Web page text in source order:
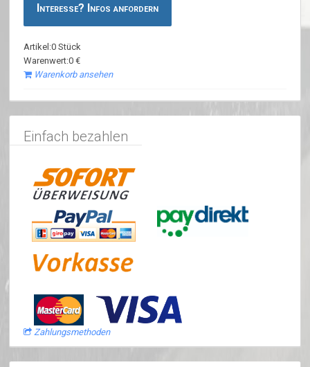
Interesse? Infos anfordern
Artikel:0 Stück
Warenwert:0 €
Warenkorb ansehen
Einfach bezahlen
Zahlungsmethoden